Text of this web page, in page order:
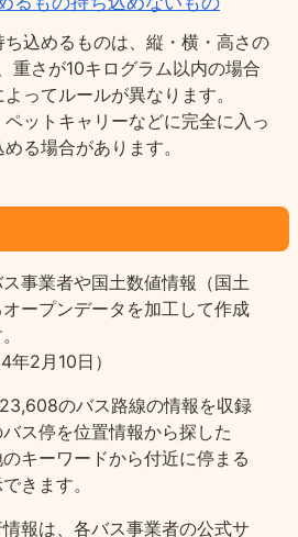
込めるものは、縦・横・高さの
重さが10キログラム以内の場合
ってルールが異なります。
ットキャリーなどに完全に入っ
る場合があります。
事業者や国土数値情報（国土
ープンデータを加工して作成
年2月10日）
のバス路線の情報を収録
ス停を位置情報から探した
キーワードから付近に停まる
きます。
報は、各バス事業者の公式サ